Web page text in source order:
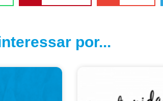
por...